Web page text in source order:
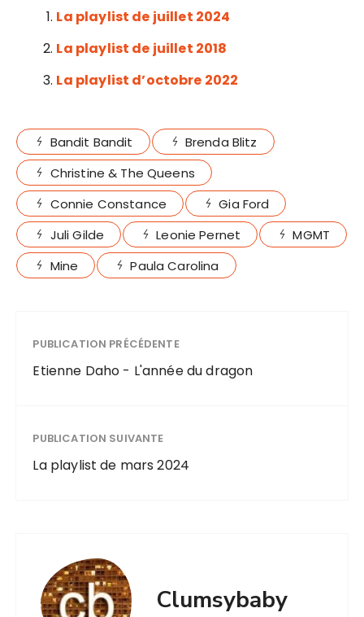
La playlist de juillet 2024
La playlist de juillet 2018
La playlist d’octobre 2022
Bandit Bandit
Brenda Blitz
Christine & The Queens
Connie Constance
Gia Ford
Juli Gilde
Leonie Pernet
MGMT
Mine
Paula Carolina
PUBLICATION PRÉCÉDENTE
Etienne Daho - L'année du dragon
PUBLICATION SUIVANTE
La playlist de mars 2024
Clumsybaby